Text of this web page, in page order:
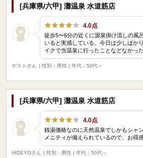
[兵庫県/六甲] 灘温泉 水道筋店
4.0点
徒歩5〜6分の近くに源泉掛け流しの風
いると実感している。今日は少しばか
イクで当温泉に行ったことなどなかっ
ゲストさん
| 性別：男性 | 年代：50代～
[兵庫県/六甲] 灘温泉 水道筋店
4.0点
銭湯価格なのに天然温泉でしかもシャ
メニティが備えられているので、お得
HIDEYOさん
| 性別：男性 | 年代：50代～